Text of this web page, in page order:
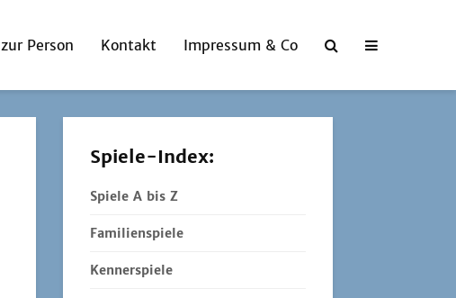
zur Person Kontakt Impressum & Co
Spiele-Index:
Spiele A bis Z
Familienspiele
Kennerspiele